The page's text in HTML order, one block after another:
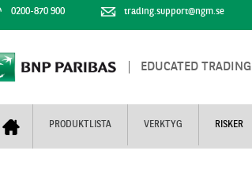
0200-870 900 trading.support@ngm.se
EDUCATED TRADING
PRODUKTLISTA VERKTYG RISKER